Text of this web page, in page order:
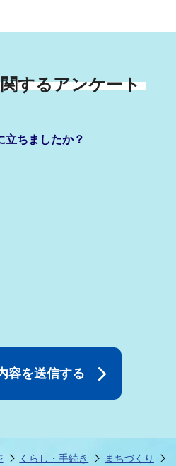
するアンケート
立ちましたか？
くらし・手続き
まちづくり